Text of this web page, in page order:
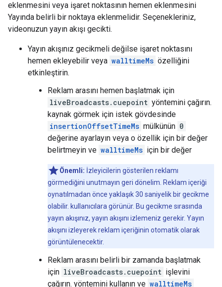
eklenmesini veya işaret noktasının hemen eklenmesini
Yayında belirli bir noktaya eklenmelidir. Seçenekleriniz,
videonuzun yayın akışı gecikti.
Yayın akışınız gecikmeli değilse işaret noktasını
hemen ekleyebilir veya walltimeMs özelliğini
etkinleştirin.
Reklam arasını hemen başlatmak için
liveBroadcasts.cuepoint yöntemini çağırın.
kaynak görmek için istek gövdesinde
insertionOffsetTimeMs mülkünün 0
değerine ayarlayın veya o özellik için bir değer
belirtmeyin ve walltimeMs için bir değer
Önemli: İzleyicilerin gösterilen reklamı
görmediğini unutmayın geri dönelim. Reklam içeriği
oynatılmadan önce yaklaşık 30 saniyelik bir gecikme
olabilir. kullanıcılara görünür. Bu gecikme sırasında
yayın akışınız, yayın akışını izlemeniz gerekir. Yayın
akışını izleyerek reklam içeriğinin otomatik olarak
görüntülenecektir.
Reklam arasını belirli bir zamanda başlatmak
için liveBroadcasts.cuepoint işlevini
çağırın. yöntemini kullanın ve walltimeMs